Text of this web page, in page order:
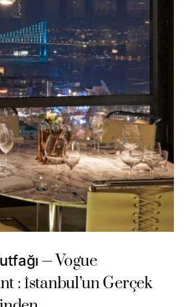
Vogue
: İstanbul’un Gerçek